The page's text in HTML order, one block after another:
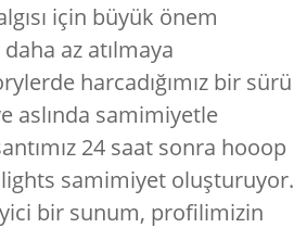
için büyük önem
az atılmaya
harcadığımız bir sürü
aslında samimiyetle
24 saat sonra hooop
samimiyet oluşturuyor.
bir sunum, profilimizin